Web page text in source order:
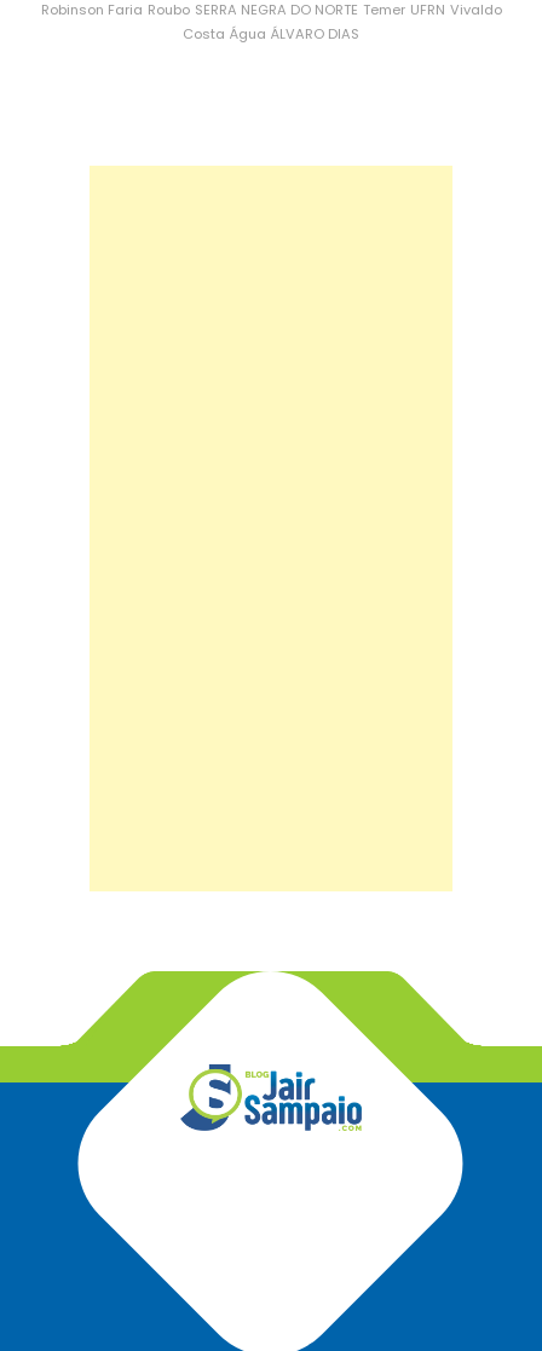
Robinson Faria Roubo SERRA NEGRA DO NORTE Temer UFRN Vivaldo
Costa Água ÁLVARO DIAS